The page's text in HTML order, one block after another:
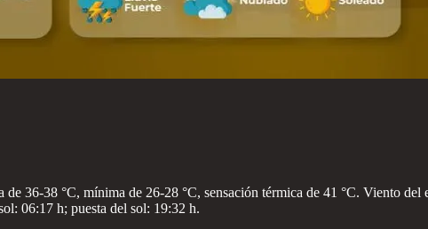
36-38 °C, mínima de 26-28 °C, sensación térmica de 41 °C. Viento del
06:17 h; puesta del sol: 19:32 h.